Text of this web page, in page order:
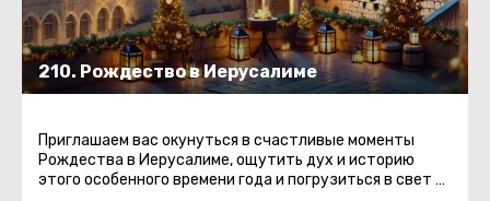
210. Рождество в Иерусалиме
Приглашаем вас окунуться в счастливые моменты
Рождества в Иерусалиме, ощутить дух и историю
этого особенного времени года и погрузиться в свет и